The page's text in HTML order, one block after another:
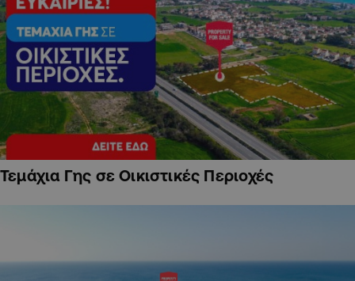
Τεμάχια Γης σε Οικιστικές Περιοχές